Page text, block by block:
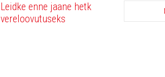
Leidke enne jaane hetk
vereloovutuseks